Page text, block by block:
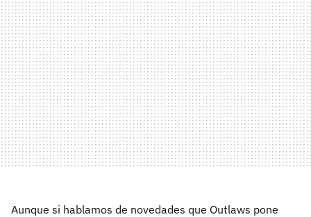
Aunque si hablamos de novedades que Outlaws pone